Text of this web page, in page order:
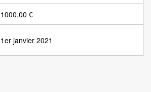
1000,00 €
1er janvier 2021